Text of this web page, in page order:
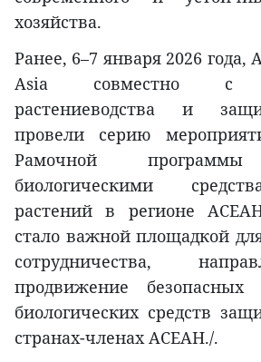
хозяйства.
Ранее, 6–7 января 2026 года,
Asia совместно с
растениеводства и
провели серию
Рамочной программы
биологическими
растений в регионе
стало важной площадкой
сотрудничества,
продвижение
биологических средств
странах-членах АСЕАН./.